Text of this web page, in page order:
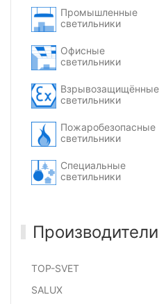
Промышленные
светильники
Офисные
светильники
Взрывозащищённые
светильники
Пожаробезопасные
светильники
Специальные
светильники
Производители
TOP-SVET
SALUX